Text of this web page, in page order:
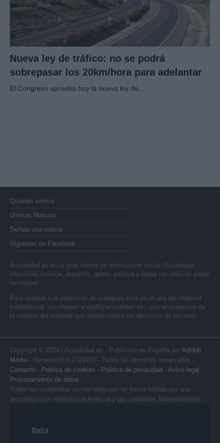
Nueva ley de tráfico: no se podrá
sobrepasar los 20km/hora para adelantar
El Congreso aprueba hoy la nueva ley de…
Quienes somos
Últimas Noticias
Señala una noticia
Síguenos en Facebook
Actualidad.es es la gran fuente de información social. Actualidad,
televisión, crónica, deportes, gente, política y todas las noticias sobre
su ciudad.
Para señalar a la redacción de cualquier error en el uso del material
confidencial, escríbanos a staff@actualidad.es : nos ocuparemos de
la retirada del material que atenta contra los derechos de terceros.
Copyright © 2024 | Actualidad.es - Publicado en España por AdHub
Media - Numero REA 2729933 - Todos los derechos reservados.
Contacto - Politica de cookies - Política de privacidad - Aviso legal -
Procesamiento de datos
Todos los contenidos se han realizado de forma híbrida por una
tecnología con Inteligencia Artificial y por creadores independientes
Italia